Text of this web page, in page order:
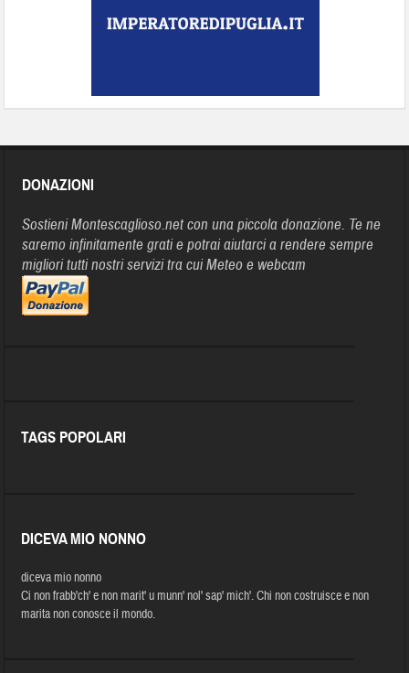
DONAZIONI
Sostieni Montescaglioso.net con una piccola donazione. Te ne
saremo infinitamente grati e potrai aiutarci a rendere sempre
migliori tutti nostri servizi tra cui Meteo e webcam
TAGS POPOLARI
DICEVA MIO NONNO
diceva mio nonno
Ci non frabb'ch' e non marit' u munn' nol' sap' mich'. Chi non costruisce e non
marita non conosce il mondo.